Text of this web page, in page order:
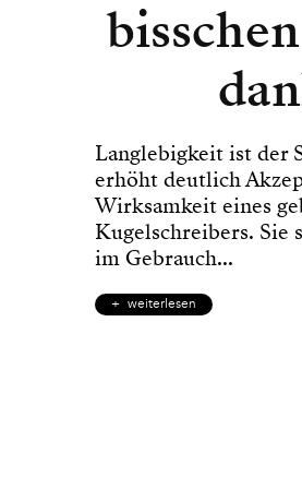
Langlebigkeit ist der
erhöht deutlich
Wirksamkeit eines
Kugelschreibers. Sie
im Gebrauch...
weiterlesen